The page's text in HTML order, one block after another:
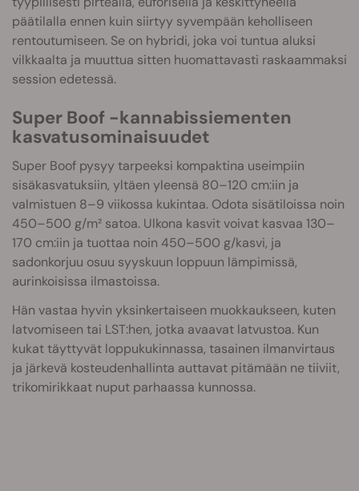
päätilalla ennen kuin siirtyy syvempään keholliseen
rentoutumiseen. Se on hybridi, joka voi tuntua aluksi
vilkkaalta ja muuttua sitten huomattavasti raskaammaksi
session edetessä.
Super Boof -kannabissiementen
kasvatusominaisuudet
Super Boof pysyy tarpeeksi kompaktina useimpiin
sisäkasvatuksiin, yltäen yleensä 80–120 cm:iin ja
valmistuen 8–9 viikossa kukintaa. Odota sisätiloissa noin
450–500 g/m² satoa. Ulkona kasvit voivat kasvaa 130–
170 cm:iin ja tuottaa noin 450–500 g/kasvi, ja
sadonkorjuu osuu syyskuun loppuun lämpimissä,
aurinkoisissa ilmastoissa.
Hän vastaa hyvin yksinkertaiseen muokkaukseen, kuten
latvomiseen tai LST:hen, jotka avaavat latvustoa. Kun
kukat täyttyvät loppukukinnassa, tasainen ilmanvirtaus
ja järkevä kosteudenhallinta auttavat pitämään ne tiiviit,
trikomirikkaat nuput parhaassa kunnossa.